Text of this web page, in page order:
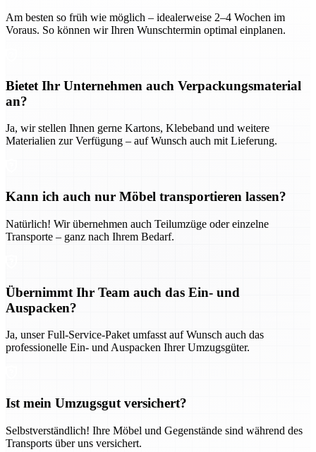
Am besten so früh wie möglich – idealerweise 2–4 Wochen im
Voraus. So können wir Ihren Wunschtermin optimal einplanen.
Bietet Ihr Unternehmen auch Verpackungsmaterial
an?
Ja, wir stellen Ihnen gerne Kartons, Klebeband und weitere
Materialien zur Verfügung – auf Wunsch auch mit Lieferung.
Kann ich auch nur Möbel transportieren lassen?
Natürlich! Wir übernehmen auch Teilumzüge oder einzelne
Transporte – ganz nach Ihrem Bedarf.
Übernimmt Ihr Team auch das Ein- und
Auspacken?
Ja, unser Full-Service-Paket umfasst auf Wunsch auch das
professionelle Ein- und Auspacken Ihrer Umzugsgüter.
Ist mein Umzugsgut versichert?
Selbstverständlich! Ihre Möbel und Gegenstände sind während des
Transports über uns versichert.